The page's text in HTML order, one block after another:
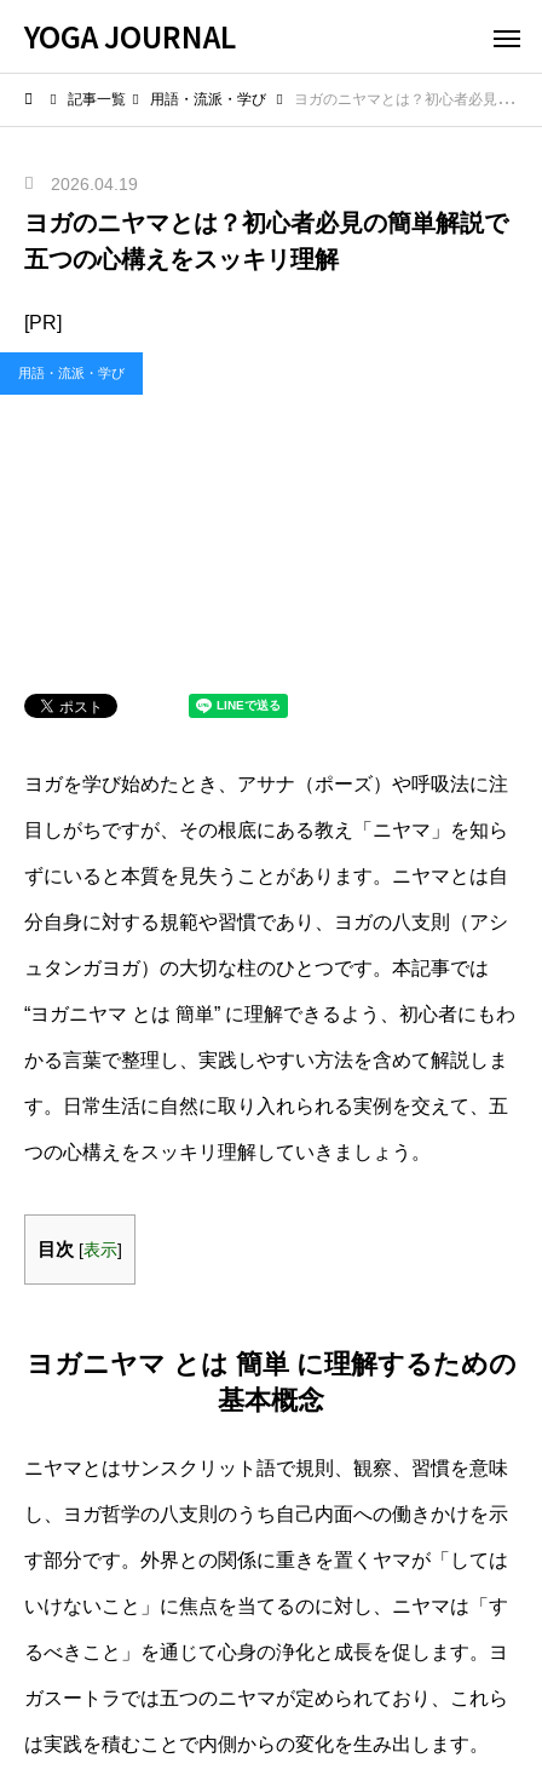
YOGA JOURNAL
記事一覧 用語・流派・学び ヨガのニヤマとは？初心者必見の簡単解説で五つの心構えをスッキリ理解
2026.04.19
ヨガのニヤマとは？初心者必見の簡単解説で
五つの心構えをスッキリ理解
[PR]
用語・流派・学び
ヨガを学び始めたとき、アサナ（ポーズ）や呼吸法に注
目しがちですが、その根底にある教え「ニヤマ」を知ら
ずにいると本質を見失うことがあります。ニヤマとは自
分自身に対する規範や習慣であり、ヨガの八支則（アシ
ュタンガヨガ）の大切な柱のひとつです。本記事では
“ヨガニヤマ とは 簡単” に理解できるよう、初心者にもわ
かる言葉で整理し、実践しやすい方法を含めて解説しま
す。日常生活に自然に取り入れられる実例を交えて、五
つの心構えをスッキリ理解していきましょう。
目次 [表示]
ヨガニヤマ とは 簡単 に理解するための
基本概念
ニヤマとはサンスクリット語で規則、観察、習慣を意味
し、ヨガ哲学の八支則のうち自己内面への働きかけを示
す部分です。外界との関係に重きを置くヤマが「しては
いけないこと」に焦点を当てるのに対し、ニヤマは「す
るべきこと」を通じて心身の浄化と成長を促します。ヨ
ガスートラでは五つのニヤマが定められており、これら
は実践を積むことで内側からの変化を生み出します。